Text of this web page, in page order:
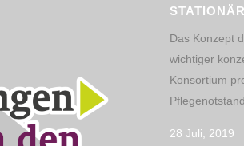
Das Konzept
wichtiger
Konsortium
28 Juli, 2019